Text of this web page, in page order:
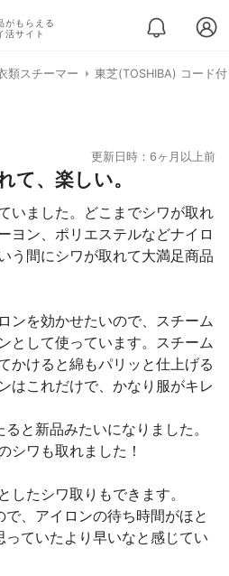
がもらえる
活サイト
類スチーマー 東芝(TOSHIBA) コード
更新日時：6ヶ月以上前
て、楽しい。
いました。どこまでシワが取れ
ヨン、ポリエステルなどナイロ
う間にシワが取れて大満足商品
ンを効かせたいので、スチーム
として使っています。スチーム
かけると綿もパリッと仕上げる
はこれだけで、かなり服がキレ
と新品みたいになりました。
シワも取れました！
したシワ取りもできます。
、アイロンの待ち時間がほと
ていたより早いなと感じてい